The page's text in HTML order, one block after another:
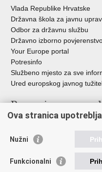
Vlada Republike Hrvatske
Državna škola za javnu
Odbor za državnu službu
Državno izborno
Your Europe portal
Potresinfo
Službeno mjesto za sve
Ured europskog javnog
Poveznice
Državno odvjetništvo
Ured za suzbijanje korupcije
Državno sudbeno vijeće
Državnoodvjetničko vijeće
Ova stranica
Nužni
Funkcionalni